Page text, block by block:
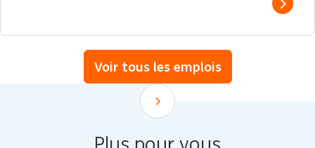
Show
Voir tous les emplois
Scroll down